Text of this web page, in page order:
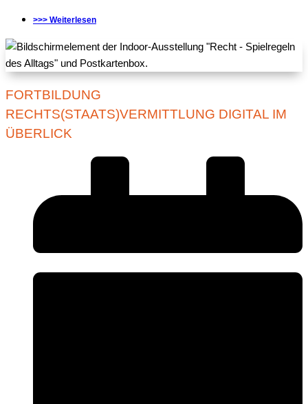
>>> Weiterlesen
FORTBILDUNG
RECHTS(STAATS)VERMITTLUNG DIGITAL IM
ÜBERLICK